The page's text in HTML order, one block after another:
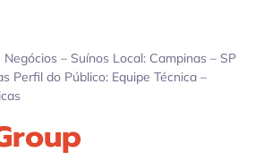
Negócios – Suínos Local: Campinas – SP
Perfil do Público: Equipe Técnica –